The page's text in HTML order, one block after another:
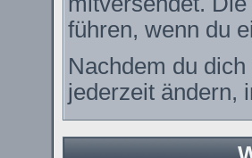
führen, wenn du
Nachdem du
jederzeit ändern,